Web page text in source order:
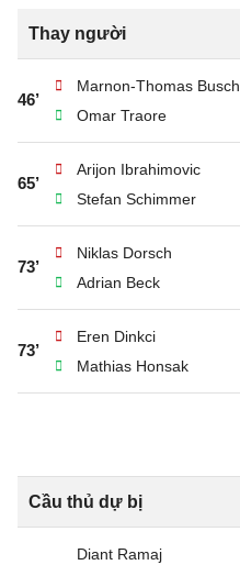
Thay người
46’
Marnon-Thomas Busch
Omar Traore
65’
Arijon Ibrahimovic
Stefan Schimmer
73’
Niklas Dorsch
Adrian Beck
73’
Eren Dinkci
Mathias Honsak
Cầu thủ dự bị
Diant Ramaj